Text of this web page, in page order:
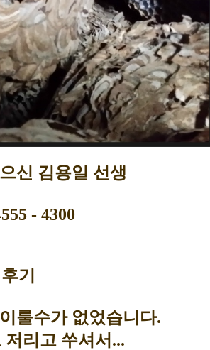
신 김용일 선생
- 4300
기
룰수가 없었습니다.
리고 쑤셔서...